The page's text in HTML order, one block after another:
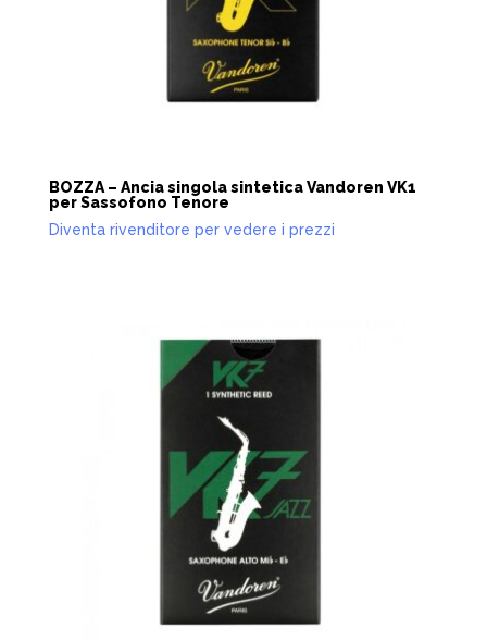
BOZZA – Ancia singola sintetica Vandoren VK1
per Sassofono Tenore
Diventa rivenditore per vedere i prezzi